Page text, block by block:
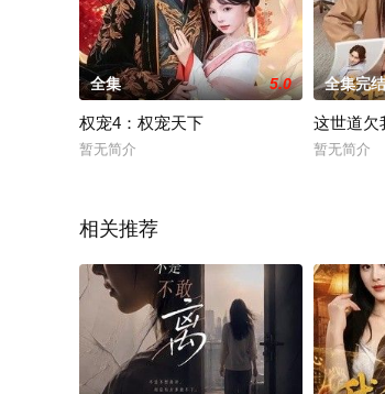
全集 5.0
权宠4：权宠天下
暂无简介
全集完结
这世道欠
暂无简介
相关推荐